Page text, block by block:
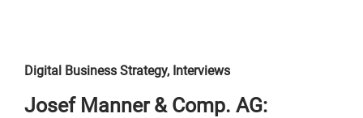
Digital Business Strategy, Interviews
Josef Manner & Comp. AG: